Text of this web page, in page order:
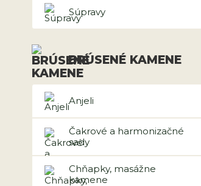
Súpravy
BRÚSENÉ KAMENE
Anjeli
Čakrové a harmonizačné
sady
Chňapky, masážne
kamene